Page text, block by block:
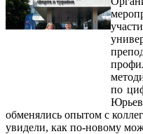
по
обменялись опытом с
увидели, как по‑новому